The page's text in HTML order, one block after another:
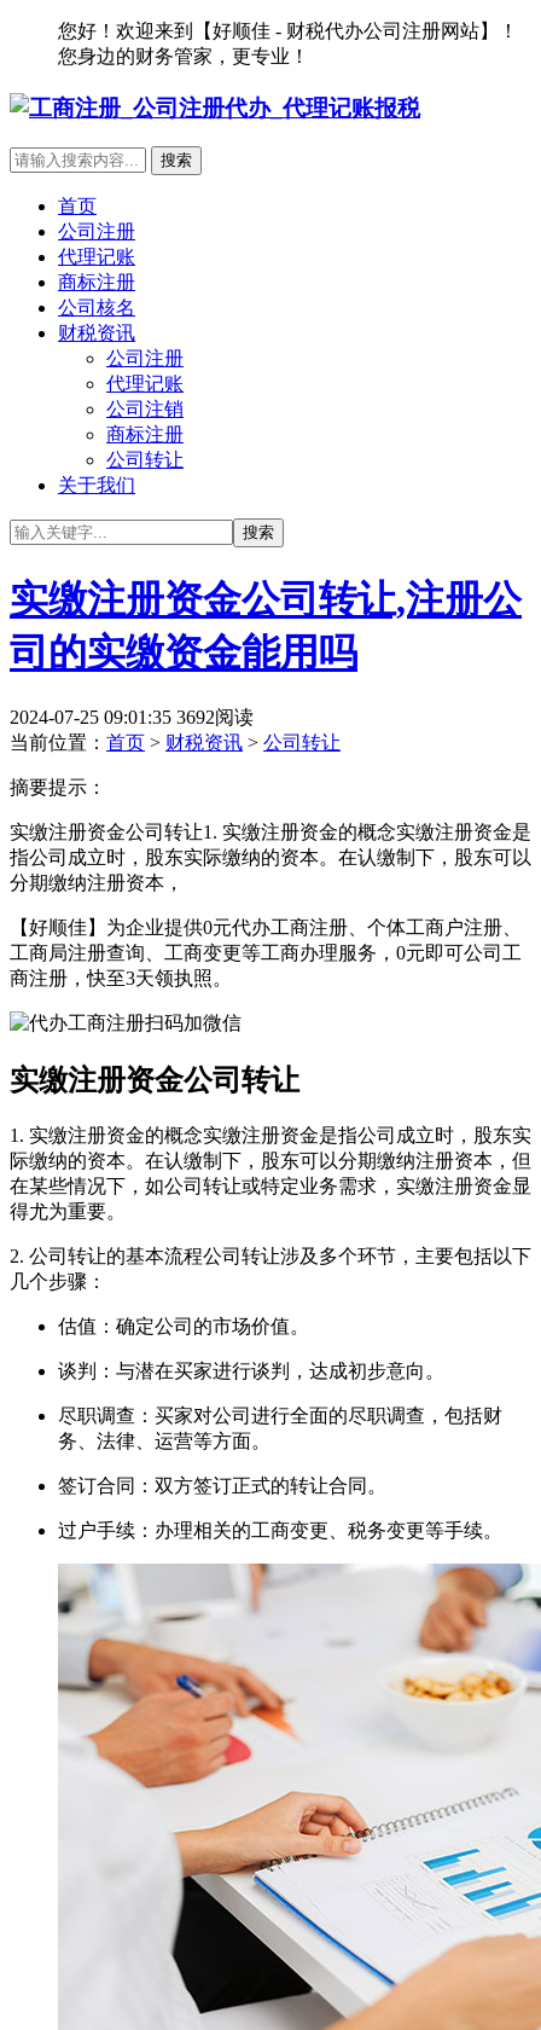
您好！欢迎来到【好顺佳 - 财税代办公司注册网站】！
您身边的财务管家，更专业！
首页
公司注册
代理记账
商标注册
公司核名
财税资讯
公司注册
代理记账
公司注销
商标注册
公司转让
关于我们
实缴注册资金公司转让,注册公
司的实缴资金能用吗
2024-07-25 09:01:35 3692阅读
当前位置： 首页 > 财税资讯 > 公司转让
摘要提示：
实缴注册资金公司转让1. 实缴注册资金的概念实缴注册资金是
指公司成立时，股东实际缴纳的资本。在认缴制下，股东可以
分期缴纳注册资本，
【好顺佳】为企业提供0元代办工商注册、个体工商户注册、
工商局注册查询、工商变更等工商办理服务，0元即可公司工
商注册，快至3天领执照。
实缴注册资金公司转让
1. 实缴注册资金的概念实缴注册资金是指公司成立时，股东实
际缴纳的资本。在认缴制下，股东可以分期缴纳注册资本，但
在某些情况下，如公司转让或特定业务需求，实缴注册资金显
得尤为重要。
2. 公司转让的基本流程公司转让涉及多个环节，主要包括以下
几个步骤：
估值：确定公司的市场价值。
谈判：与潜在买家进行谈判，达成初步意向。
尽职调查：买家对公司进行全面的尽职调查，包括财
务、法律、运营等方面。
签订合同：双方签订正式的转让合同。
过户手续：办理相关的工商变更、税务变更等手续。